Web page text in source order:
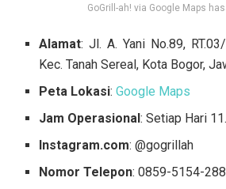
GoGrill-ah! via Google Maps
Alamat: Jl. A. Yani No.89,
Kec. Tanah Sereal, Kota Bogor,
Peta Lokasi:Google Maps
Jam Operasional: Setiap Hari
Instagram.com: @gogrillah
Nomor Telepon:0859-5154-